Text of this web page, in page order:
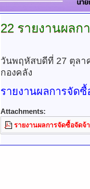
22 รายงานผลก
วันพฤหัสบดีที่ 27 ตุลา
กองคลัง
รายงานผลการจัด
Attachments:
รายงานผลการจัดซื้อจัดจ้